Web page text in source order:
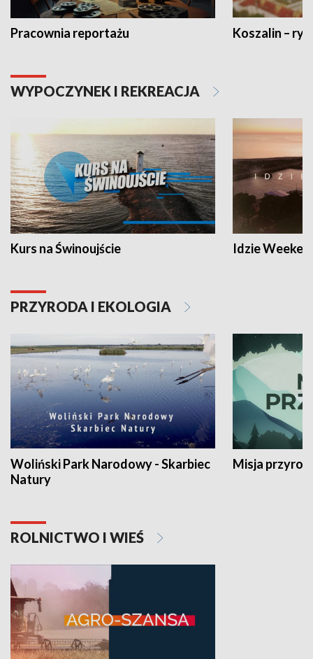
Pracownia reportażu Koszalin –
WYPOCZYNEK I REKREACJA
Kurs na Świnoujście Idzie
PRZYRODA I EKOLOGIA
Woliński Park Narodowy - Skarbiec
Natury
Misja
ROLNICTWO I WIEŚ